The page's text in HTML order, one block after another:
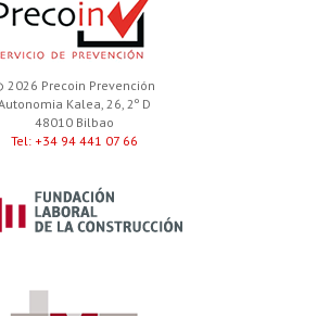
2026 Precoin Prevención
Kalea, 26, 2º D
48010 Bilbao
Tel: +34 94 441 07 66